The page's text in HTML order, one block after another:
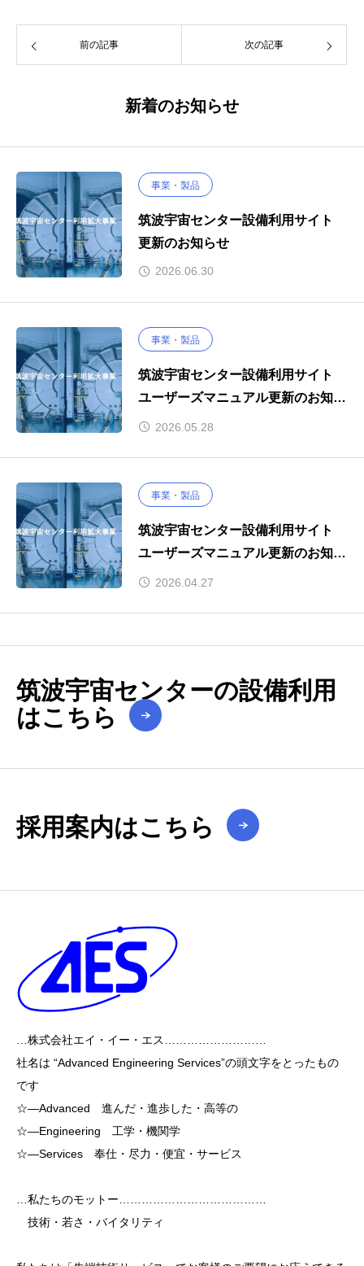
前の記事 次の記事
新着のお知らせ
事業・製品
筑波宇宙センター設備利用サイト
更新のお知らせ
2026.06.30
事業・製品
筑波宇宙センター設備利用サイト
ユーザーズマニュアル更新のお知ら
せ（1ｍΦスペースチャンバ）
2026.05.28
事業・製品
筑波宇宙センター設備利用サイト
ユーザーズマニュアル更新のお知ら
せ（大型振動・音響・大型分離衝
2026.04.27
筑波宇宙センターの設備利用
はこちら
採用案内はこちら
…株式会社エイ・イー・エス………………………
社名は “Advanced Engineering Services”の頭文字をとったもの
です
☆―Advanced 進んだ・進歩した・高等の
☆―Engineering 工学・機関学
☆―Services 奉仕・尽力・便宜・サービス
…私たちのモットー…………………………………
技術・若さ・バイタリティ